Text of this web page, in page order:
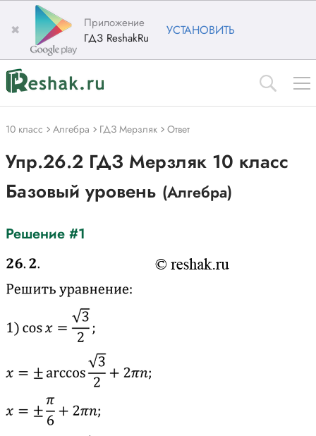
✖
Приложение
ГДЗ ReshakRu
УСТАНОВИТЬ
10 класс Алгебра ГДЗ Мерзляк Ответ
Упр.26.2 ГДЗ Мерзляк 10 класс
Базовый уровень (Алгебра)
Решение #1